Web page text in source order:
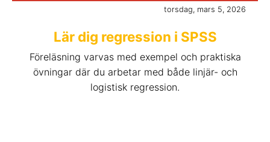
torsdag, mars 5, 2026
Lär dig regression i SPSS
Föreläsning varvas med exempel och praktiska
övningar där du arbetar med både linjär- och
logistisk regression.